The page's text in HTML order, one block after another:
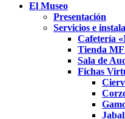
El Museo
Presentación
Servicios e
Cafetería
Tienda
Sala de
Fichas